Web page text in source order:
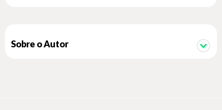
Charlie está focado em sua candidatura para líder estudantil.
Já Nick se prepara para a faculdade e tenta entender quem
Sobre o Autor